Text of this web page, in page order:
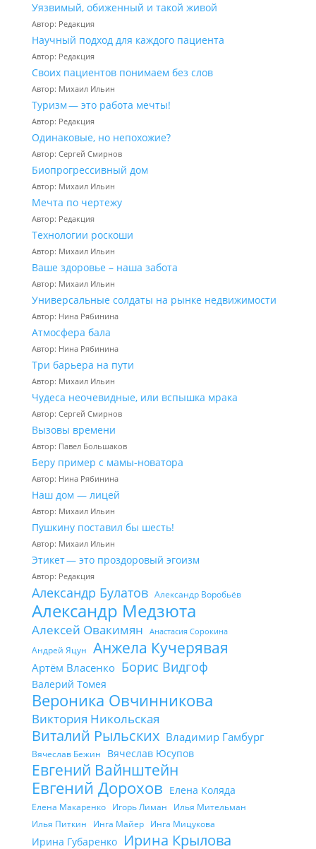
Уязвимый, обиженный и такой живой
Автор: Редакция
Научный подход для каждого пациента
Автор: Редакция
Своих пациентов понимаем без слов
Автор: Михаил Ильин
Туризм — это работа мечты!
Автор: Редакция
Одинаковые, но непохожие?
Автор: Сергей Смирнов
Биопрогрессивный дом
Автор: Михаил Ильин
Мечта по чертежу
Автор: Редакция
Технологии роскоши
Автор: Михаил Ильин
Ваше здоровье – наша забота
Автор: Михаил Ильин
Универсальные солдаты на рынке недвижимости
Автор: Нина Рябинина
Атмосфера бала
Автор: Нина Рябинина
Три барьера на пути
Автор: Михаил Ильин
Чудеса неочевидные, или вспышка мрака
Автор: Сергей Смирнов
Вызовы времени
Автор: Павел Большаков
Беру пример с мамы-новатора
Автор: Нина Рябинина
Наш дом — лицей
Автор: Михаил Ильин
Пушкину поставил бы шесть!
Автор: Михаил Ильин
Этикет — это проздоровый эгоизм
Автор: Редакция
Александр Булатов Александр Воробьёв
Александр Медзюта
Алексей Овакимян Анастасия Сорокина
Андрей Яцун Анжела Кучерявая
Артём Власенко Борис Видгоф
Валерий Томея
Вероника Овчинникова
Виктория Никольская
Виталий Рыльских Владимир Гамбург
Вячеслав Бежин Вячеслав Юсупов
Евгений Вайнштейн
Евгений Дорохов Елена Коляда
Елена Макаренко Игорь Лиман
Илья Мительман
Илья Питкин
Инга Майер Инга Мицукова
Ирина Губаренко Ирина Крылова